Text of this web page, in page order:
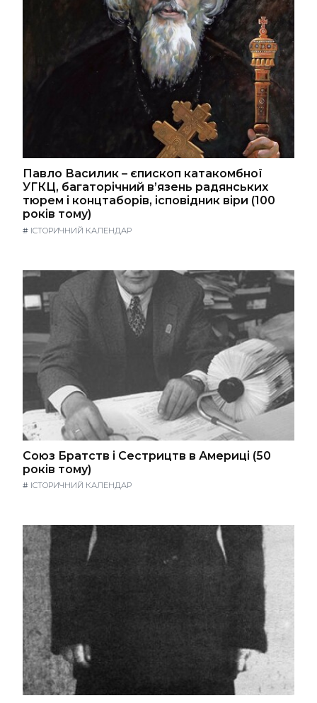
Павло Василик – єпископ катакомбної
УГКЦ, багаторічний в’язень радянських
тюрем і концтаборів, ісповідник віри (100
років тому)
# ІСТОРИЧНИЙ КАЛЕНДАР
Союз Братств і Сестрицтв в Америці (50
років тому)
# ІСТОРИЧНИЙ КАЛЕНДАР